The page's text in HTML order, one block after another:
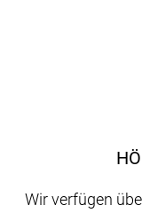
Wir verfügen